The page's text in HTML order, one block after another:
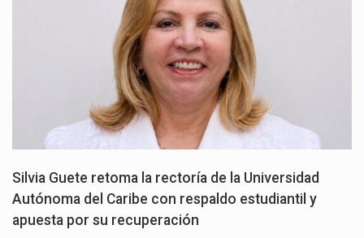
Silvia Guete retoma la rectoría de la Universidad
Autónoma del Caribe con respaldo estudiantil y
apuesta por su recuperación